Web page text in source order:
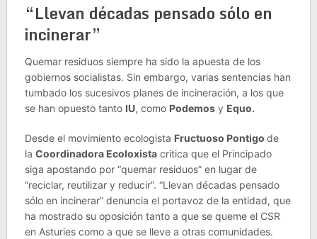
“Llevan décadas pensado sólo en
incinerar”
Quemar residuos siempre ha sido la apuesta de los
gobiernos socialistas. Sin embargo, varias sentencias han
tumbado los sucesivos planes de incineración, a los que
se han opuesto tanto IU, como Podemosy Equo.
Desde el movimiento ecologista Fructuoso Pontigo de
la Coordinadora Ecoloxistacritica que el Principado
siga apostando por “quemar residuos” en lugar de
“reciclar, reutilizar y reducir”. “Llevan décadas pensado
sólo en incinerar” denuncia el portavoz de la entidad, que
ha mostrado su oposición tanto a que se queme el CSR
en Asturies como a que se lleve a otras comunidades.